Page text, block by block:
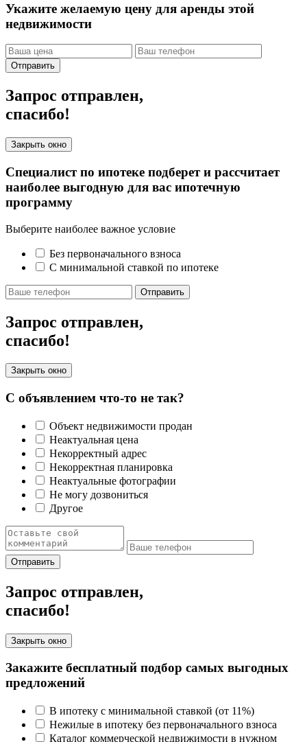
Укажите желаемую цену для аренды этой
недвижимости
Отправить
Запрос отправлен,
спасибо!
Закрыть окно
Специалист по ипотеке подберет и рассчитает
наиболее выгодную для вас ипотечную
программу
Выберите наиболее важное условие
Без первоначального взноса
С минимальной ставкой по ипотеке
Отправить
Запрос отправлен,
спасибо!
Закрыть окно
С объявлением что-то не так?
Объект недвижимости продан
Неактуальная цена
Некорректный адрес
Некорректная планировка
Неактуальные фотографии
Не могу дозвониться
Другое
Отправить
Запрос отправлен,
спасибо!
Закрыть окно
Закажите бесплатный подбор самых выгодных
предложений
В ипотеку с минимальной ставкой (от 11%)
Нежилые в ипотеку без первоначального взноса
Каталог коммерческой недвижимости в нужном